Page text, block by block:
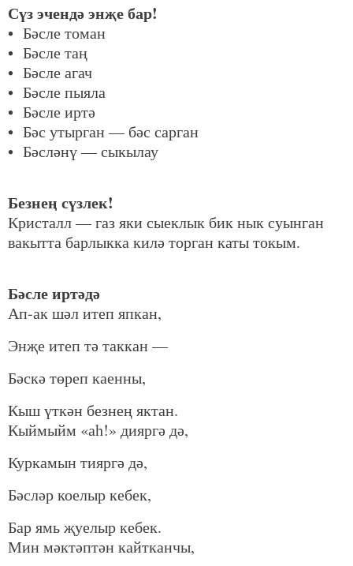
Сүз эчендә энҗе бар!
• Бәсле томан
• Бәсле таң
• Бәсле агач
• Бәсле пыяла
• Бәсле иртә
• Бәс утырган — бәс сарган
• Бәсләнү — сыкылау
Безнең сүзлек!
Кристалл — газ яки сыеклык бик нык суынган
вакытта барлыкка килә торган каты токым.
Бәсле иртәдә
Ап-ак шәл итеп япкан,
Энҗе итеп тә таккан —
Бәскә төреп каенны,
Кыш үткән безнең яктан.
Кыймыйм «аһ!» дияргә дә,
Куркамын тияргә дә,
Бәсләр коелыр кебек,
Бар ямь җуелыр кебек.
Мин мәктәптән кайтканчы,